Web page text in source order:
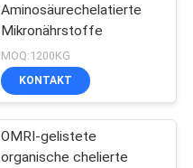
Aminosäurechelatierte
Mikronährstoffe
MOQ:1200KG
KONTAKT
OMRI-gelistete
organische chelierte